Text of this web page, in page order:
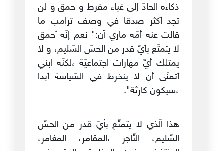
ذكاءه الحادّ إلى غباء مفرط و حمق و لن
تجد أكثر صدقا في وصف ترامب ما
قالت عنه أمّه ماري آن:" نعم إنّه أحمق
لا يتمتّع بأيّ قدر من الحسّ السّليم، و لا
يمتلك أيّ مهارات اجتماعيّة ،لكنّه ابني
أتمنّى أن لا ينخرط في السّياسة أبدا
،سيكون كارثة".
هذا الّذي لا يتمتّع بأيّ قدر من الحسّ
السّليم، التّاجر ،المقامر، المغامر،